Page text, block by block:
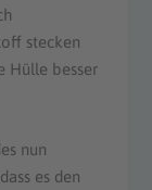
stecken
Hülle besser
nun
es den